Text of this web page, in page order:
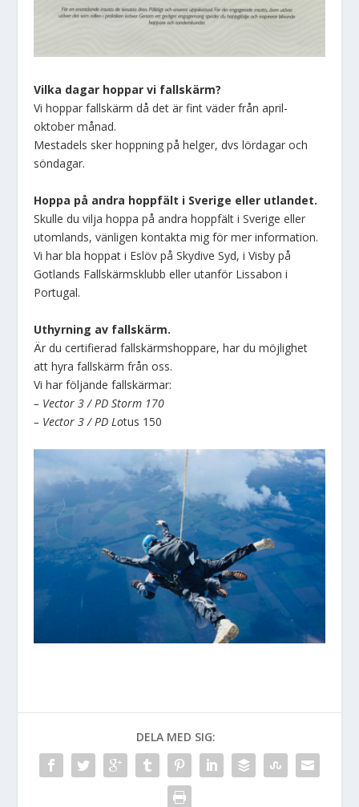
Vilka dagar hoppar vi fallskärm?
Vi hoppar fallskärm då det är fint väder från april-
oktober månad.
Mestadels sker hoppning på helger, dvs lördagar och
söndagar.
Hoppa på andra hoppfält i Sverige eller utlandet.
Skulle du vilja hoppa på andra hoppfält i Sverige eller
utomlands, vänligen kontakta mig för mer information.
Vi har bla hoppat i Eslöv på Skydive Syd, i Visby på
Gotlands Fallskärmsklubb eller utanför Lissabon i
Portugal.
Uthyrning av fallskärm.
Är du certifierad fallskärmshoppare, har du möjlighet
att hyra fallskärm från oss.
Vi har följande fallskärmar:
– Vector 3 / PD Storm 170
– Vector 3 / PD Lotus 150
DELA MED SIG: